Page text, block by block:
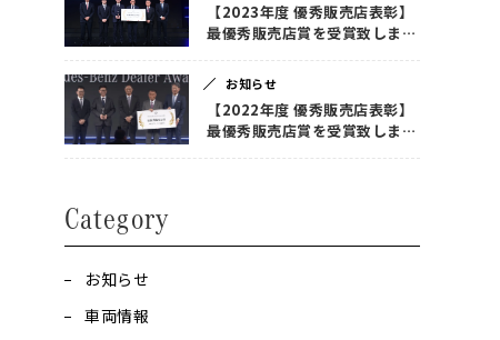
【2023年度 優秀販売店表彰】
最優秀販売店賞を受賞致しまし
お知らせ
【2022年度 優秀販売店表彰】
最優秀販売店賞を受賞致しまし
Category
お知らせ
車両情報